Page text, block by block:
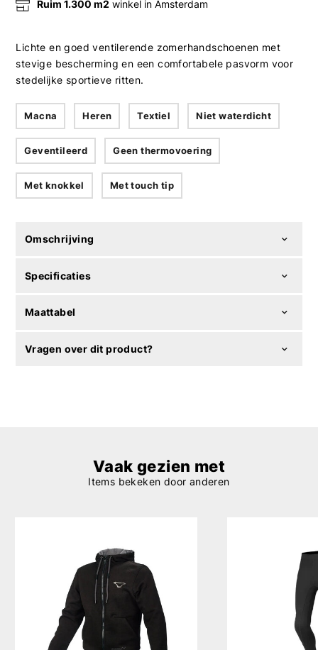
Ruim 1.300 m2 winkel in Amsterdam
Lichte en goed ventilerende zomerhandschoenen met
stevige bescherming en een comfortabele pasvorm voor
stedelijke sportieve ritten.
Macna Heren Textiel Niet waterdicht
Geventileerd Geen thermovoering
Met knokkel Met touch tip
Omschrijving
Specificaties
Maattabel
Vragen over dit product?
Vaak gezien met
Items bekeken door anderen